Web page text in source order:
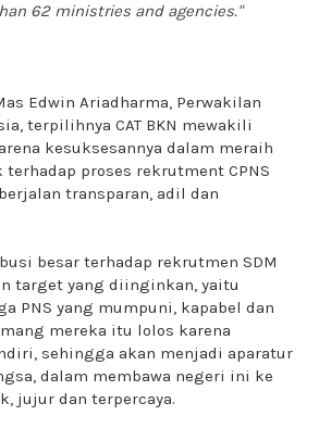
62 ministries and agencies."
Edwin Ariadharma, Perwakilan
terpilihnya CAT BKN mewakili
kesuksesannya dalam meraih
proses rekrutment CPNS
transparan, adil dan
besar terhadap rekrutmen SDM
target yang diinginkan, yaitu
PNS yang mumpuni, kapabel dan
mereka itu lolos karena
sehingga akan menjadi aparatur
dalam membawa negeri ini ke
jujur dan terpercaya.